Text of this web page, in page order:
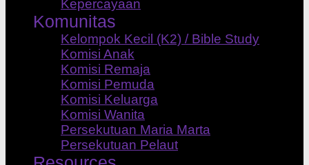
Kepercayaan
Komunitas
Kelompok Kecil (K2) / Bible Study
Komisi Anak
Komisi Remaja
Komisi Pemuda
Komisi Keluarga
Komisi Wanita
Persekutuan Maria Marta
Persekutuan Pelaut